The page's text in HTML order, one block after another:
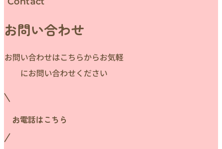
お問い合わせ
お問い合わせはこちらからお気軽
にお問い合わせください
お電話はこちら